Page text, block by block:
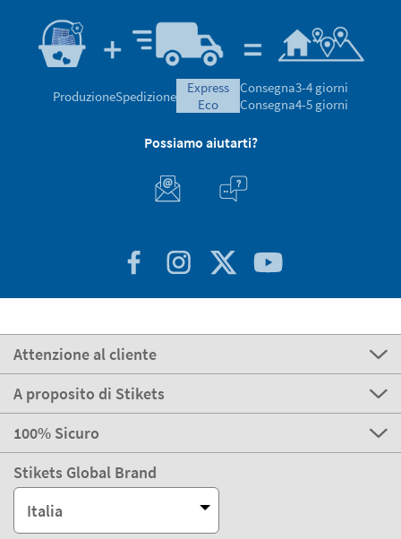
ProduzioneSpedizione
express
eco
Consegna3-4 giorni
Consegna4-5 giorni
Possiamo aiutarti?
Attenzione al cliente
A proposito di Stikets
100% Sicuro
Stikets Global Brand
Italia